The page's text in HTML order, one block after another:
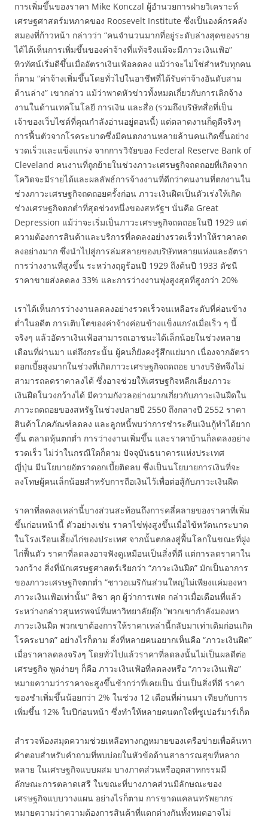
การเพิ่มขึ้นของราคา Mike Konczal ผู้อำนวยการฝ่ายวิเคราะห์
เศรษฐศาสตร์มหภาคของ Roosevelt Institute ซึ่งเป็นองค์กรคลัง
สมองที่ก้าวหน้า กล่าวว่า “คนจำนวนมากที่อยู่ระดับล่างสุดของราย
ได้ได้เห็นการเพิ่มขึ้นของค่าจ้างที่แท้จริงแม้จะมีภาวะเงินเฟ้อ”
ทิวทัศน์เริ่มดีขึ้นเมื่ออัตราเงินเฟ้อลดลง แม้ว่าจะไม่ใช่สำหรับทุกคน
ก็ตาม “ค่าจ้างเพิ่มขึ้นโดยทั่วไปในอาชีพที่ได้รับค่าจ้างอันดับสาม
ด้านล่าง” เขากล่าว แม้ว่าพาดหัวข่าวทั้งหมดเกี่ยวกับการเลิกจ้าง
งานในด้านเทคโนโลยี การเงิน และสื่อ (รวมถึงบริษัทสื่อที่เป็น
เจ้าของเว็บไซต์ที่คุณกำลังอ่านอยู่ตอนนี้) แต่ตลาดงานก็ดูดีจริงๆ
การฟื้นตัวจากโรคระบาดซึ่งมีคนตกงานหลายล้านคนเกิดขึ้นอย่าง
รวดเร็วและแข็งแกร่ง จากการวิจัยของ Federal Reserve Bank of
Cleveland คนงานที่ถูกย้ายในช่วงภาวะเศรษฐกิจถดถอยที่เกิดจาก
โควิดจะมีรายได้และผลลัพธ์การจ้างงานที่ดีกว่าคนงานที่ตกงานใน
ช่วงภาวะเศรษฐกิจถดถอยครั้งก่อน ภาวะเงินฝืดเป็นตัวเร่งให้เกิด
ช่วงเศรษฐกิจตกต่ำที่สุดช่วงหนึ่งของสหรัฐฯ นั่นคือ Great
Depression แม้ว่าจะเริ่มเป็นภาวะเศรษฐกิจถดถอยในปี 1929 แต่
ความต้องการสินค้าและบริการที่ลดลงอย่างรวดเร็วทำให้ราคาลด
ลงอย่างมาก ซึ่งนำไปสู่การล่มสลายของบริษัทหลายแห่งและอัตรา
การว่างงานที่สูงขึ้น ระหว่างฤดูร้อนปี 1929 ถึงต้นปี 1933 ดัชนี
ราคาขายส่งลดลง 33% และการว่างงานพุ่งสูงสุดที่สูงกว่า 20%
เราได้เห็นการว่างงานลดลงอย่างรวดเร็วจนเหลือระดับที่ค่อนข้าง
ต่ำในอดีต การเติบโตของค่าจ้างค่อนข้างแข็งแกร่งเมื่อเร็ว ๆ นี้
จริงๆ แล้วอัตราเงินเฟ้อสามารถเอาชนะได้เล็กน้อยในช่วงหลาย
เดือนที่ผ่านมา แต่ถึงกระนั้น ผู้คนก็ยังคงรู้สึกแย่มาก เนื่องจากอัตรา
ดอกเบี้ยสูงมากในช่วงที่เกิดภาวะเศรษฐกิจถดถอย บางบริษัทจึงไม่
สามารถลดราคาลงได้ ซึ่งอาจช่วยให้เศรษฐกิจหลีกเลี่ยงภาวะ
เงินฝืดในวงกว้างได้ มีความกังวลอย่างมากเกี่ยวกับภาวะเงินฝืดใน
ภาวะถดถอยของสหรัฐในช่วงปลายปี 2550 ถึงกลางปี ​​2552 ราคา
สินค้าโภคภัณฑ์ลดลง และลูกหนี้พบว่าการชำระคืนเงินกู้ทำได้ยาก
ขึ้น ตลาดหุ้นตกต่ำ การว่างงานเพิ่มขึ้น และราคาบ้านก็ลดลงอย่าง
รวดเร็ว ไม่ว่าในกรณีใดก็ตาม ปัจจุบันธนาคารแห่งประเทศ
ญี่ปุ่น มีนโยบายอัตราดอกเบี้ยติดลบ ซึ่งเป็นนโยบายการเงินที่จะ
ลงโทษผู้คนเล็กน้อยสำหรับการถือเงินไว้เพื่อต่อสู้กับภาวะเงินฝืด
ราคาที่ลดลงเหล่านี้บางส่วนสะท้อนถึงการคลี่คลายของราคาที่เพิ่ม
ขึ้นก่อนหน้านี้ ตัวอย่างเช่น ราคาไข่พุ่งสูงขึ้นเมื่อไข้หวัดนกระบาด
ในโรงเรือนเลี้ยงไก่ของประเทศ จากนั้นตกลงสู่พื้นโลกในขณะที่ฝูง
ไก่ฟื้นตัว ราคาที่ลดลงอาจฟังดูเหมือนเป็นสิ่งที่ดี แต่การลดราคาใน
วงกว้าง สิ่งที่นักเศรษฐศาสตร์เรียกว่า “ภาวะเงินฝืด” มักเป็นอาการ
ของภาวะเศรษฐกิจตกต่ำ “ชาวอเมริกันส่วนใหญ่ไม่เพียงแค่มองหา
ภาวะเงินเฟ้อเท่านั้น” ลิซา คุก ผู้ว่าการเฟด กล่าวเมื่อเดือนที่แล้ว
ระหว่างกล่าวสุนทรพจน์ที่มหาวิทยาลัยดุ๊ก “พวกเขากำลังมองหา
ภาวะเงินฝืด พวกเขาต้องการให้ราคาเหล่านี้กลับมาเท่าเดิมก่อนเกิด
โรคระบาด” อย่างไรก็ตาม สิ่งที่หลายคนอยากเห็นคือ “ภาวะเงินฝืด”
เมื่อราคาลดลงจริงๆ โดยทั่วไปแล้วราคาที่ลดลงนั้นไม่เป็นผลดีต่อ
เศรษฐกิจ พูดง่ายๆ ก็คือ ภาวะเงินเฟ้อที่ลดลงหรือ “ภาวะเงินเฟ้อ”
หมายความว่าราคาจะสูงขึ้นช้ากว่าที่เคยเป็น นั่นเป็นสิ่งที่ดี ราคา
ของชำเพิ่มขึ้นน้อยกว่า 2% ในช่วง 12 เดือนที่ผ่านมา เทียบกับการ
เพิ่มขึ้น 12% ในปีก่อนหน้า ซึ่งทำให้หลายคนตกใจที่ซูเปอร์มาร์เก็ต
สำรวจห้องสมุดความช่วยเหลือทางกฎหมายของเครือข่ายเพื่อค้นหา
คำตอบสำหรับคำถามที่พบบ่อยในหัวข้อด้านสาธารณสุขที่หลาก
หลาย ในเศรษฐกิจแบบผสม บางภาคส่วนหรืออุตสาหกรรมมี
ลักษณะการตลาดเสรี ในขณะที่บางภาคส่วนมีลักษณะของ
เศรษฐกิจแบบวางแผน อย่างไรก็ตาม การขาดแคลนทรัพยากร
หมายความว่าความต้องการสินค้าที่แตกต่างกันทั้งหมดอาจไม่